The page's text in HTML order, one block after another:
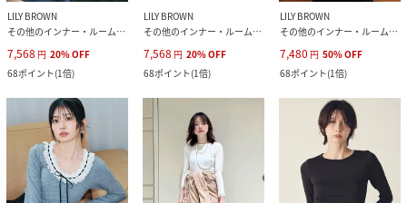
LILY BROWN
その他のインナー・ルームウェア
7,568 円 20%OFF
68ポイント(1倍)
LILY BROWN
その他のインナー・ルームウェア
7,568 円 20%OFF
68ポイント(1倍)
LILY BROWN
その他のインナー・ルームウェア
7,480 円 50%OFF
68ポイント(1倍)